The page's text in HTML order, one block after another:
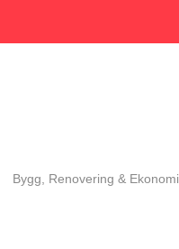
Bygg, Renovering & Ekonomi